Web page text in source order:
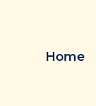
Home